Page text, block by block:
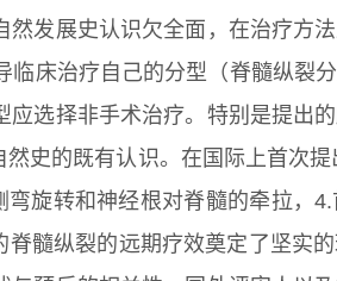
发展史认识欠全面，在治疗方
床治疗自己的分型（脊髓纵裂
选择非手术治疗。特别是提出
史的既有认识。在国际上首次
旋转和神经根对脊髓的牵拉，
髓纵裂的远期疗效奠定了坚实